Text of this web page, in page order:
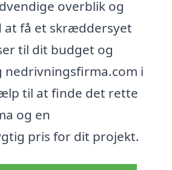
overblik og
at få et skræddersyet
til dit budget og
nedrivningsfirma.com i
til at finde det rette
og en
pris for dit projekt.